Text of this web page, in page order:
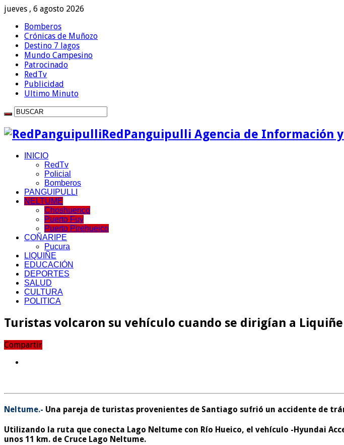
jueves , 6 agosto 2026
Bomberos
Crónicas de Muñozo
Destino 7 lagos
Mundo Campesino
Patrocinado
RedTv
Publicidad
Ultimo Minuto
RedPanguipulli Agencia de Información
INICIO
RedTv
Policial
Bomberos
PANGUIPULLI
NELTUME
Choshuenco
Puerto Fuy
Puerto Pirehueico
COÑARIPE
Pucura
LIQUIÑE
EDUCACIÓN
DEPORTES
SALUD
CULTURA
POLITICA
Turistas volcaron su vehículo cuando se dirigían a Liquiñe
Compartir
Neltume.- Una pareja de turistas provenientes de Santiago sufrió un accidente de
Utilizando la ruta que conecta Lago Neltume con Río Hueico, el vehículo -Hyundai
unos 11 km. de Cruce Lago Neltume.